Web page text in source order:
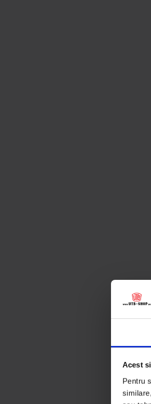
Acest
Pentru
David Brown
(21 produse)
(10 produse)
Lamborghini
(30 produse)